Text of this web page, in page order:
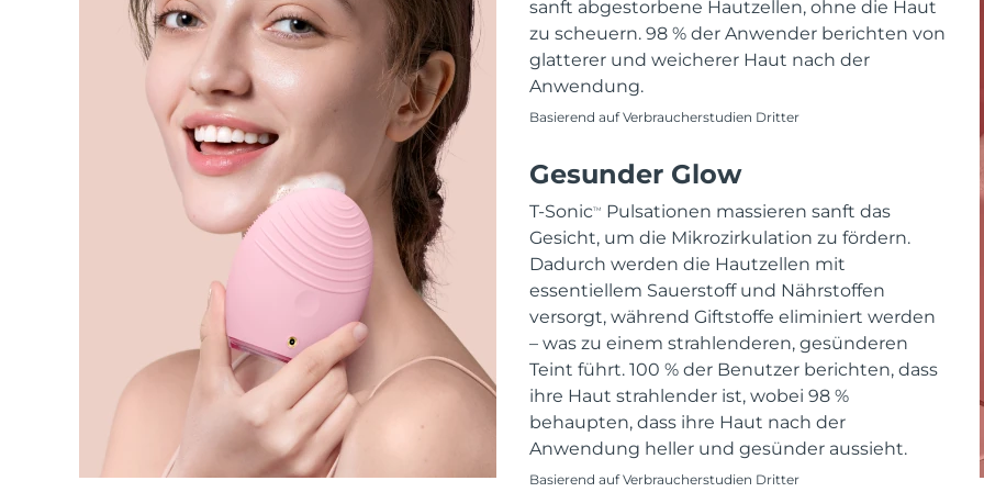
sanft abgestorbene Hautzellen, ohne die Haut
zu scheuern. 98 % der Anwender berichten von
glatterer und weicherer Haut nach der
Anwendung.
Basierend auf Verbraucherstudien Dritter
Gesunder Glow
T-SonicTM
Pulsationen massieren sanft das
Gesicht, um die Mikrozirkulation zu fördern.
Dadurch werden die Hautzellen mit
essentiellem Sauerstoff und Nährstoffen
versorgt, während Giftstoffe eliminiert werden
– was zu einem strahlenderen, gesünderen
Teint führt. 100 % der Benutzer berichten, dass
ihre Haut strahlender ist, wobei 98 %
behaupten, dass ihre Haut nach der
Anwendung heller und gesünder aussieht.
Basierend auf Verbraucherstudien Dritter